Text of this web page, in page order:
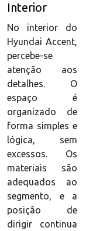
Interior
No interior do
Hyundai Accent,
percebe-se
atenção aos
detalhes. O
espaço é
organizado de
forma simples e
lógica, sem
excessos. Os
materiais são
adequados ao
segmento, e a
posição de
dirigir continua